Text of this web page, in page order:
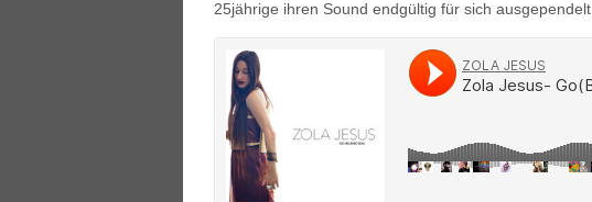
25jährige ihren Sound endgültig für sich ausgependelt.